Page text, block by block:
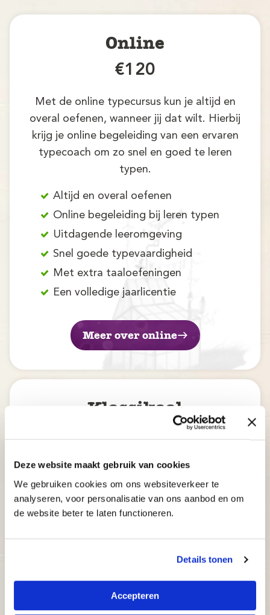
Deze website maakt gebruik van cookies
We gebruiken cookies om ons websiteverkeer te
analyseren, voor personalisatie van ons aanbod en om
de website beter te laten functioneren.
Details tonen
Accepteren
Online
€120
Met de online typecursus kun je altijd en
overal oefenen, wanneer jij dat wilt. Hierbij
krijg je online begeleiding van een ervaren
typecoach om zo snel en goed te leren
typen.
Altijd en overal oefenen
Online begeleiding bij leren typen
Uitdagende leeromgeving
Snel goede typevaardigheid
Met extra taaloefeningen
Een volledige jaarlicentie
Meer over online
Klassikaal
€195
Onze klassikale typecursussen vinden
plaats op locatie in je buurt. In
groepsverband wordt er extra gelet op
houding en voortgang. Hiernaast heb je
8 klassikale lessen met coach
5 Thuisstudie-weken
Op locatie in de buurt